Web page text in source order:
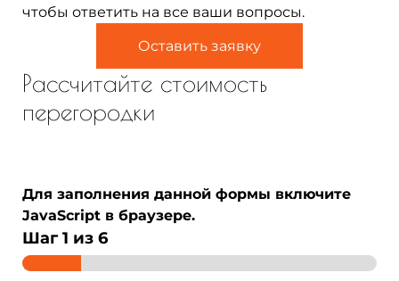
чтобы ответить на все ваши вопросы.
Оставить заявку
Рассчитайте стоимость
перегородки
Для заполнения данной формы включите
JavaScript в браузере.
Шаг1 из 6